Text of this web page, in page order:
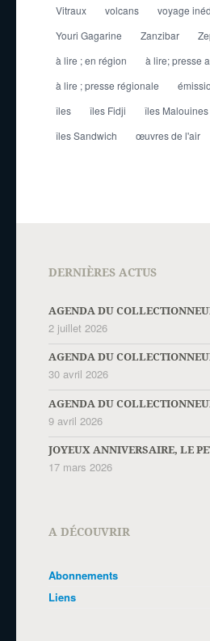
Vitraux
volcans voyage
Youri Gagarine
Zanzibar
à lire ; en région
à lire; presse
à lire ; presse régionale
îles
îles Fidji îles Malouines
îles Sandwich
œuvres de l'air
DERNIÈRES ACTUS
AGENDA DU
2 juillet 2026
AGENDA DU
30 avril 2026
AGENDA DU
9 avril 2026
JOYEUX ANNIVERSAIRE, LE
17 mars 2026
A DÉCOUVRIR
Abonnements
Liens